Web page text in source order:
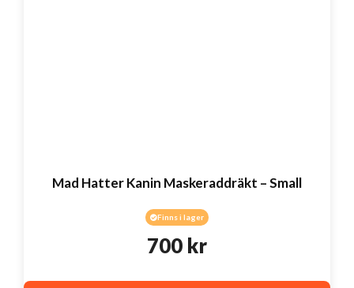
Mad Hatter Kanin Maskeraddräkt – Small
Finns i lager
700 kr